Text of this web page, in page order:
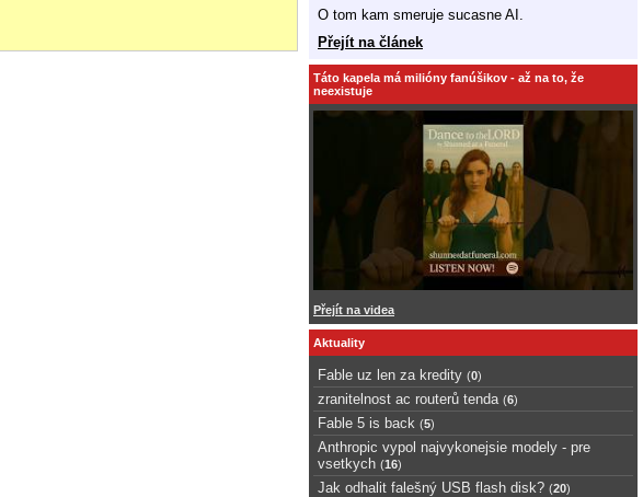
O tom kam smeruje sucasne AI.
Přejít na článek
Táto kapela má milióny fanúšikov - až na to, že
neexistuje
Přejít na videa
Aktuality
Fable uz len za kredity (0)
zranitelnost ac routerů tenda (6)
Fable 5 is back (5)
Anthropic vypol najvykonejsie modely - pre
vsetkych (16)
Jak odhalit falešný USB flash disk? (20)